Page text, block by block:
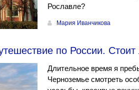
Рославле?
Мария Иванчикова
по России.
Длительное время я
Черноземье смотреть